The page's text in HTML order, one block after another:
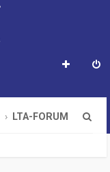
LTA-FORUM